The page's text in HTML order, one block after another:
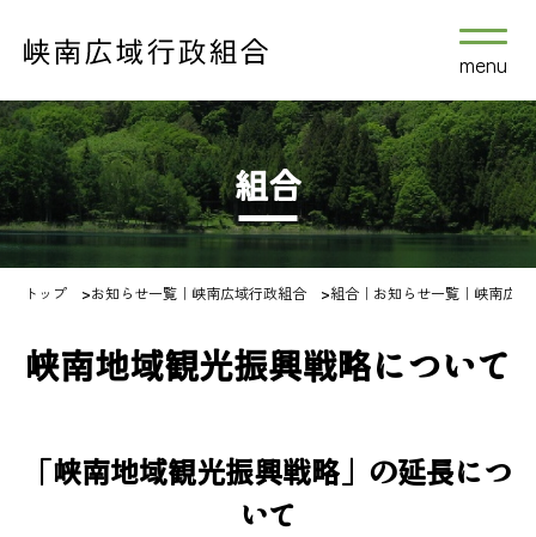
menu
組合
トップ >お知らせ一覧｜峡南広域行政組合 >組合｜お知らせ一覧｜峡南広域
峡南地域観光振興戦略について
「峡南地域観光振興戦略」の延長につ
いて